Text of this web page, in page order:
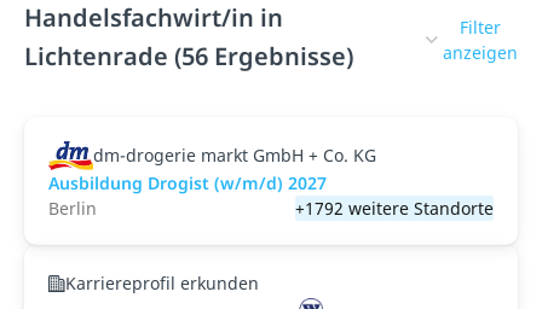
Handelsfachwirt/in in
Lichtenrade (56 Ergebnisse)
Filter
anzeigen
dm-drogerie markt GmbH + Co. KG
Ausbildung Drogist (w/m/d) 2027
Berlin
+1792 weitere Standorte
Karriereprofil erkunden